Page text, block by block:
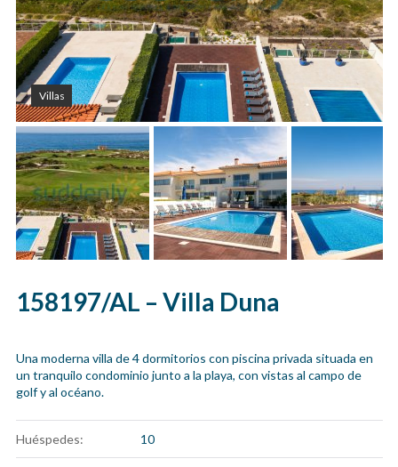
Villas
158197/AL – Villa Duna
Una moderna villa de 4 dormitorios con piscina privada situada en
un tranquilo condominio junto a la playa, con vistas al campo de
golf y al océano.
Huéspedes: 10